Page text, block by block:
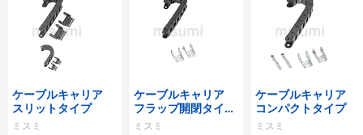
ケーブルキャリア
スリットタイプ
ミスミ
ケーブルキャリア
フラップ開閉タイ
プ 本体＋取付金具
ミスミ
ケーブルキャリア
コンパクトタイプ
ミスミ